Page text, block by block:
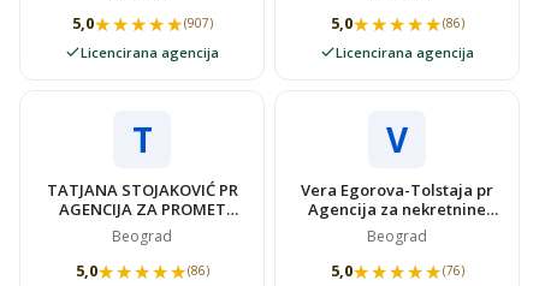
5,0★★★★★
★★★★★(907)
Licencirana agencija
5,0★★★★★
★★★★★(86)
Licencirana agencija
T
TATJANA STOJAKOVIĆ PR
AGENCIJA ZA PROMET
NEKRETNINAMA SUPER
STAN
Beograd
5,0★★★★★
★★★★★(86)
V
Vera Egorova-Tolstaja pr
Agencija za nekretnine
VIDOVSTAN
Beograd
5,0★★★★★
★★★★★(76)